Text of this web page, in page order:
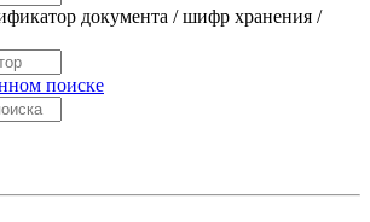
документа / шифр хранения /
поиске